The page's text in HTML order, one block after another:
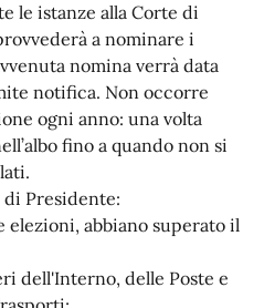
le istanze alla Corte di
a nominare i
nomina verrà data
notifica. Non occorre
ogni anno: una volta
fino a quando non si
di Presidente:
elezioni, abbiano superato il
dell'Interno, delle Poste e